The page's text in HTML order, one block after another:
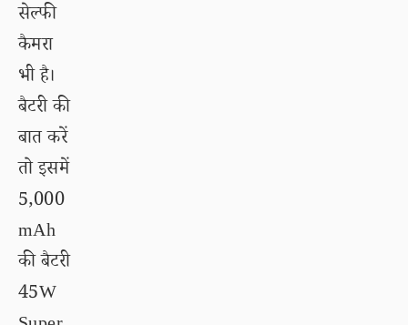
सेल्फी
कैमरा
भी है।
बैटरी की
बात करें
तो इसमें
5,000
mAh
की बैटरी
45W